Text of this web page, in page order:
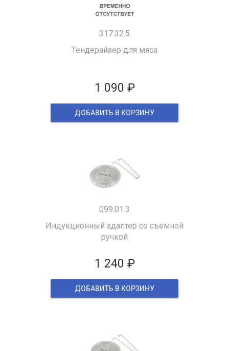
317.32.5
Тендерайзер для мяса
1 090 ₽
ДОБАВИТЬ В КОРЗИНУ
099.01.3
Индукционный адаптер со съемной
ручкой
1 240 ₽
ДОБАВИТЬ В КОРЗИНУ